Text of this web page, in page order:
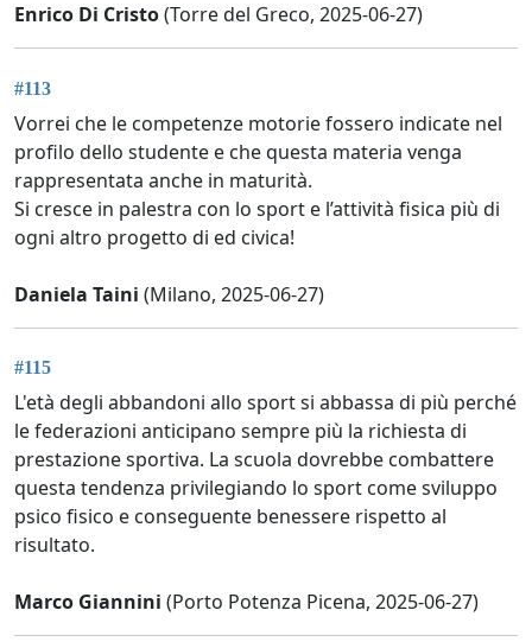
Enrico Di Cristo(Torre del Greco, 2025-06-27)
#113
Vorrei che le competenze motorie fossero indicate nel
profilo dello studente e che questa materia venga
rappresentata anche in maturità.
Si cresce in palestra con lo sport e l’attività fisica più di
ogni altro progetto di ed civica!
Daniela Taini (Milano, 2025-06-27)
#115
L'età degli abbandoni allo sport si abbassa di più perché
le federazioni anticipano sempre più la richiesta di
prestazione sportiva. La scuola dovrebbe combattere
questa tendenza privilegiando lo sport come sviluppo
psico fisico e conseguente benessere rispetto al
risultato.
Marco Giannini (Porto Potenza Picena, 2025-06-27)